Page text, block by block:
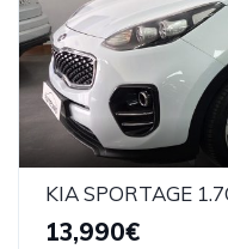
13,990€